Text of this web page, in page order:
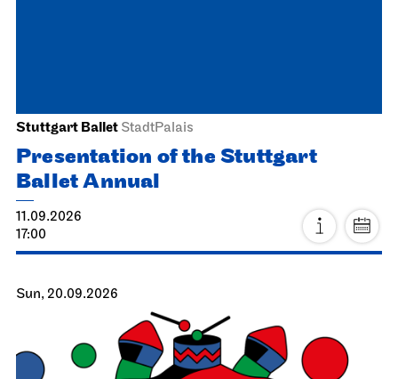
Stuttgart Ballet StadtPalais
Presentation of the Stuttgart
Ballet Annual
11.09.2026
17:00
Sun, 20.09.2026